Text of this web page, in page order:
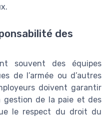
des
souvent des équipes
de l’armée ou d’autres
doivent garantir
gestion de la paie et des
le respect du droit du